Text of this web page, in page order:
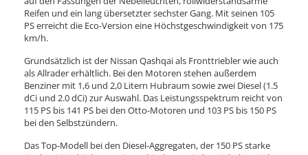
Reifen und ein lang übersetzter sechster Gang. Mit seinen 105
PS erreicht die Eco-Version eine Höchstgeschwindigkeit von 175
km/h.
Grundsätzlich ist der Nissan Qashqai als Fronttriebler wie auch
als Allrader erhältlich. Bei den Motoren stehen außerdem
Benziner mit 1,6 und 2,0 Litern Hubraum sowie zwei Diesel (1.5
dCi und 2.0 dCi) zur Auswahl. Das Leistungsspektrum reicht von
115 PS bis 141 PS bei den Otto-Motoren und 103 PS bis 150 PS
bei den Selbstzündern.
Das Top-Modell bei den Diesel-Aggregaten, der 150 PS starke